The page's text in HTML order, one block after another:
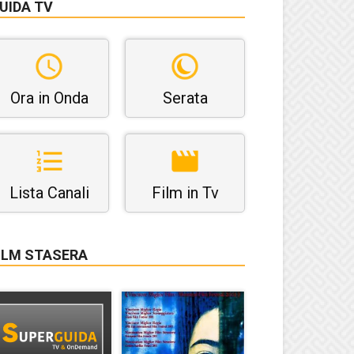
TV
Ora in Onda Serata
Lista Canali Film in Tv
STASERA